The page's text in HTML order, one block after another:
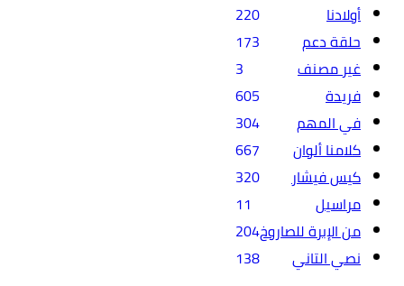
أولادنا
220
حلقة دعم
173
غير مصنف
3
فريدة
605
في المهم
304
كلامنا ألوان
667
كيس فيشار
320
مراسيل
11
من الإبرة للصاروخ204
نصي التاني
138